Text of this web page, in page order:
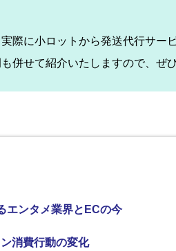
実際に小ロットから発送代行サー
も併せて紹介いたしますので、ぜ
エンタメ業界とECの今
消費行動の変化